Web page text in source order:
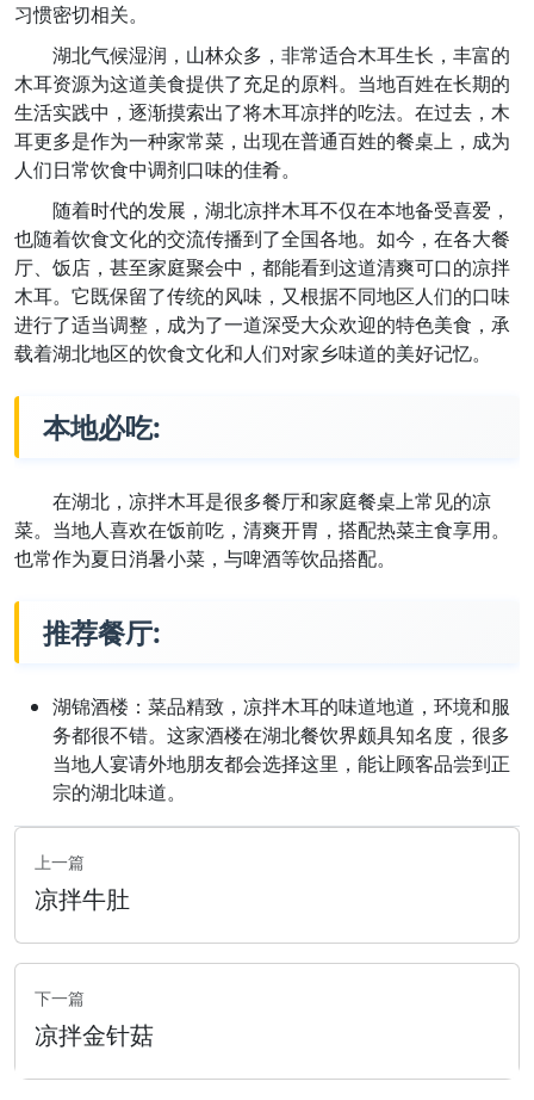
习惯密切相关。
湖北气候湿润，山林众多，非常适合木耳生长，丰富的
木耳资源为这道美食提供了充足的原料。当地百姓在长期的
生活实践中，逐渐摸索出了将木耳凉拌的吃法。在过去，木
耳更多是作为一种家常菜，出现在普通百姓的餐桌上，成为
人们日常饮食中调剂口味的佳肴。
随着时代的发展，湖北凉拌木耳不仅在本地备受喜爱，
也随着饮食文化的交流传播到了全国各地。如今，在各大餐
厅、饭店，甚至家庭聚会中，都能看到这道清爽可口的凉拌
木耳。它既保留了传统的风味，又根据不同地区人们的口味
进行了适当调整，成为了一道深受大众欢迎的特色美食，承
载着湖北地区的饮食文化和人们对家乡味道的美好记忆。
本地必吃:
在湖北，凉拌木耳是很多餐厅和家庭餐桌上常见的凉
菜。当地人喜欢在饭前吃，清爽开胃，搭配热菜主食享用。
也常作为夏日消暑小菜，与啤酒等饮品搭配。
推荐餐厅:
湖锦酒楼：菜品精致，凉拌木耳的味道地道，环境和服
务都很不错。这家酒楼在湖北餐饮界颇具知名度，很多
当地人宴请外地朋友都会选择这里，能让顾客品尝到正
宗的湖北味道。
上一篇
凉拌牛肚
下一篇
凉拌金针菇